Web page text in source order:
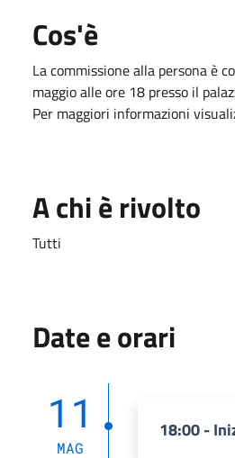
Cos'è
La commissione alla persona è
maggio alle ore 18 presso il
Per maggiori informazioni
A chi è rivolto
Tutti
Date e orari
11
MAG
18:00 -